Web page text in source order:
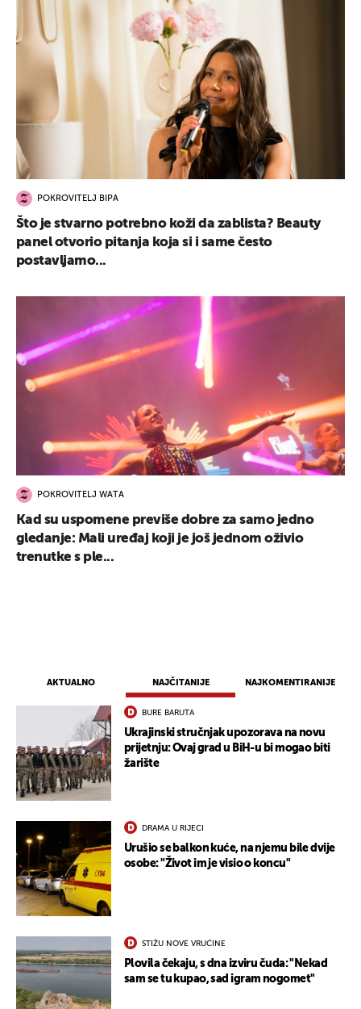
AKTUALNO NAJČITANIJE NAJKOMENTIRANIJE
BURE BARUTA
Ukrajinski stručnjak upozorava na novu
prijetnju: Ovaj grad u BiH-u bi mogao biti
žarište
DRAMA U RIJECI
Urušio se balkon kuće, na njemu bile dvije
osobe: "Život im je visio o koncu"
STIŽU NOVE VRUĆINE
Plovila čekaju, s dna izviru čuda: "Nekad
sam se tu kupao, sad igram nogomet"
POKROVITELJ BIPA
Što je stvarno potrebno koži da zablista? Beauty
panel otvorio pitanja koja si i same često
postavljamo...
POKROVITELJ WATA
Kad su uspomene previše dobre za samo jedno
gledanje: Mali uređaj koji je još jednom oživio
trenutke s ple...